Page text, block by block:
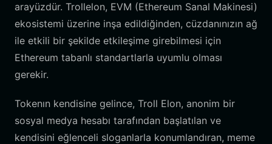
arayüzdür. Trollelon, EVM (Ethereum Sanal Makinesi)
ekosistemi üzerine inşa edildiğinden, cüzdanınızın ağ
ile etkili bir şekilde etkileşime girebilmesi için
Ethereum tabanlı standartlarla uyumlu olması
gerekir.
Tokenın kendisine gelince, Troll Elon, anonim bir
sosyal medya hesabı tarafından başlatılan ve
kendisini eğlenceli sloganlarla konumlandıran, meme